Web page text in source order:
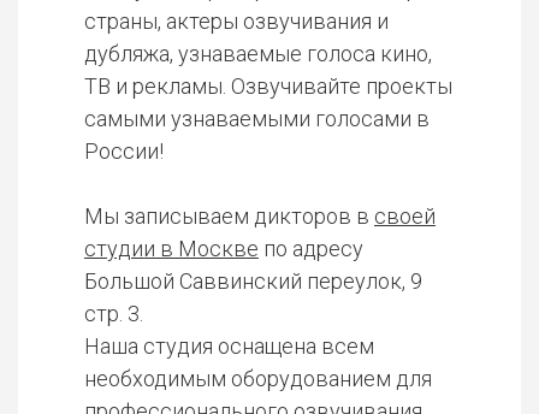
страны, актеры озвучивания и
дубляжа, узнаваемые голоса кино,
ТВ и рекламы. Озвучивайте проекты
самыми узнаваемыми голосами в
России!
Мы записываем дикторов в своей
студии в Москве по адресу
Большой Саввинский переулок, 9
стр. 3.
Наша студия оснащена всем
необходимым оборудованием для